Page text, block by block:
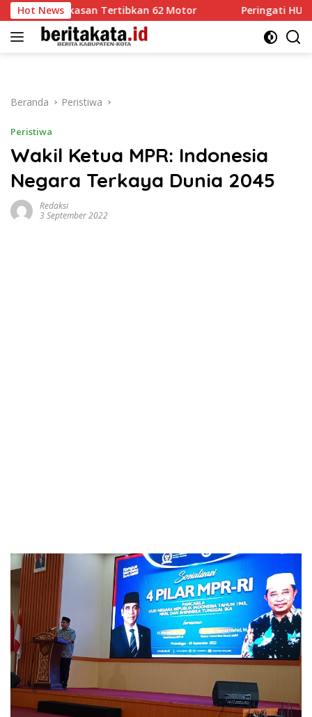
Langsung
ke
konten
Hot NewsTertibkan 62 Motor Peringati HUT Ke-81 RI,
Beranda Peristiwa
Peristiwa
Wakil Ketua MPR: Indonesia
Negara Terkaya Dunia 2045
Redaksi
3 September 2022